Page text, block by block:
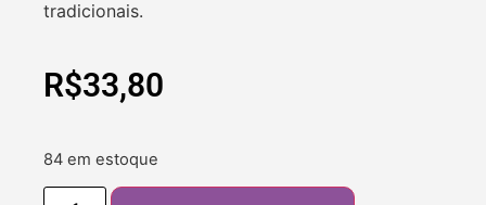
tradicionais.
R$33,80
84 em estoque